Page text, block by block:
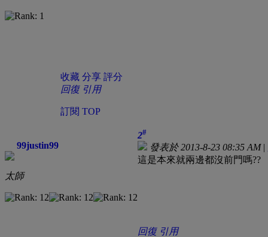
收藏 分享 評分
回復 引用
訂閱 TOP
99justin99
太師
2#
發表於 2013-8-23 08:35 AM|
這是本來就兩邊都沒前門嗎??
回復 引用